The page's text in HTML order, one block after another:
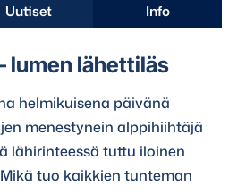
Uutiset Info
lumen lähettiläs
helmikuisena päivänä
menestynein alppihiihtäjä
lähirinteessä tuttu iloinen
tuo kaikkien tunteman